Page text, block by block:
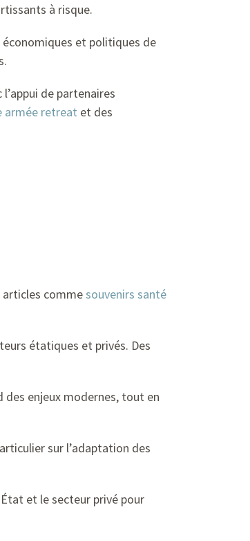
à risque.
économiques et politiques de
de partenaires
armée retreat et des
articles commesouvenirs santé
étatiques et privés. Des
enjeux modernes, tout en
sur l’adaptation des
et le secteur privé pour